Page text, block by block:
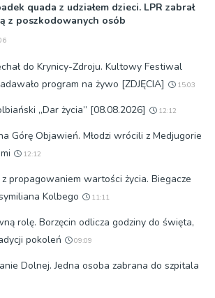
quada z udziałem dzieci. LPR zabrał
z poszkodowanych osób
do Krynicy-Zdroju. Kultowy Festiwal
program na żywo [ZDJĘCIA]
15:03
„Dar życia” [08.08.2026] 12:12
Górę Objawień. Młodzi wrócili z Medjugorie
12:12
propagowaniem wartości życia. Biegacze
Kolbego
11:11
rolę. Borzęcin odlicza godziny do święta,
pokoleń
09:09
Dolnej. Jedna osoba zabrana do szpitala